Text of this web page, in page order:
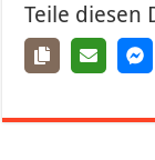
Teile diesen